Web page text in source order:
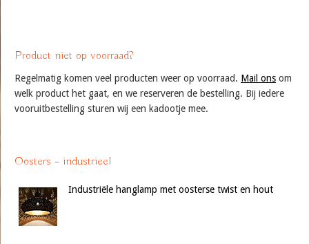
Product niet op voorraad?
Regelmatig komen veel producten weer op voorraad. Mail ons om
welk product het gaat, en we reserveren de bestelling. Bij iedere
vooruitbestelling sturen wij een kadootje mee.
Oosters – industrieel
Industriële hanglamp met oosterse twist en hout